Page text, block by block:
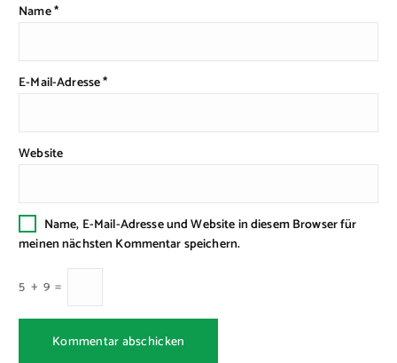
Name*
E-Mail-Adresse*
Website
Name, E-Mail-Adresse und Website in diesem Browser für
meinen nächsten Kommentar speichern.
5 + 9 =